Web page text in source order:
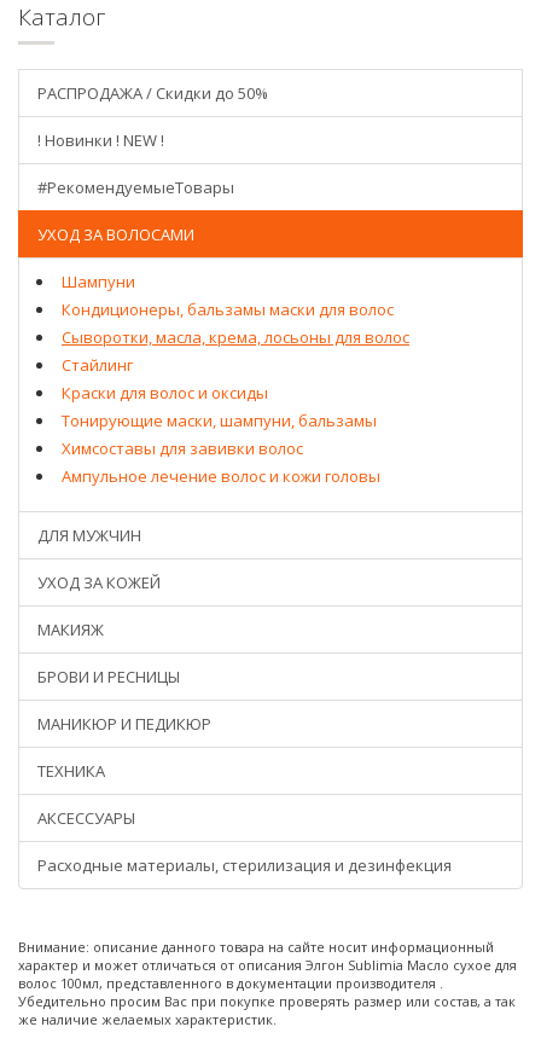
Каталог
РАСПРОДАЖА / Скидки до 50%
! Новинки ! NEW !
#РекомендуемыеТовары
УХОД ЗА ВОЛОСАМИ
Шампуни
Кондиционеры, бальзамы маски для волос
Сыворотки, масла, крема, лосьоны для волос
Стайлинг
Краски для волос и оксиды
Тонирующие маски, шампуни, бальзамы
Химсоставы для завивки волос
Ампульное лечение волос и кожи головы
ДЛЯ МУЖЧИН
УХОД ЗА КОЖЕЙ
МАКИЯЖ
БРОВИ И РЕСНИЦЫ
МАНИКЮР И ПЕДИКЮР
ТЕХНИКА
АКСЕССУАРЫ
Расходные материалы, стерилизация и дезинфекция
Внимание: описание данного товара на сайте носит информационный
характер и может отличаться от описания Элгон Sublimia Масло сухое для
волос 100мл, представленного в документации производителя .
Убедительно просим Вас при покупке проверять размер или состав, а так
же наличие желаемых характеристик.